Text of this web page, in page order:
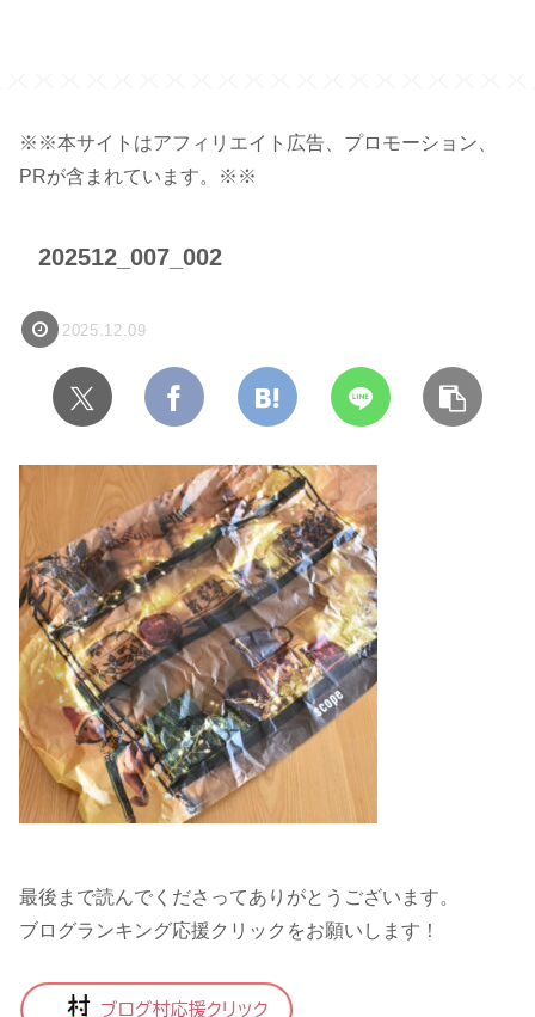
※※本サイトはアフィリエイト広告、プロモーション、
PRが含まれています。※※
202512_007_002
2025.12.09
最後まで読んでくださってありがとうございます。
ブログランキング応援クリックをお願いします！